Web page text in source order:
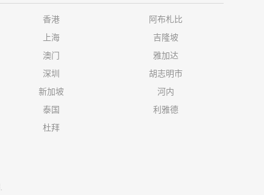
香港
上海
澳门
深圳
新加坡
泰国
杜拜
阿布札比
吉隆坡
雅加达
胡志明市
河内
利雅德